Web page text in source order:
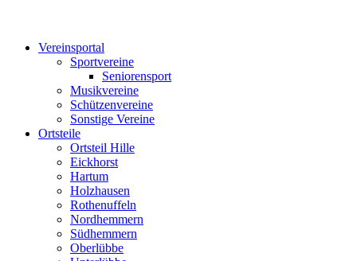
Vereinsportal
Sportvereine
Seniorensport
Musikvereine
Schützenvereine
Sonstige Vereine
Ortsteile
Ortsteil Hille
Eickhorst
Hartum
Holzhausen
Rothenuffeln
Nordhemmern
Südhemmern
Oberlübbe